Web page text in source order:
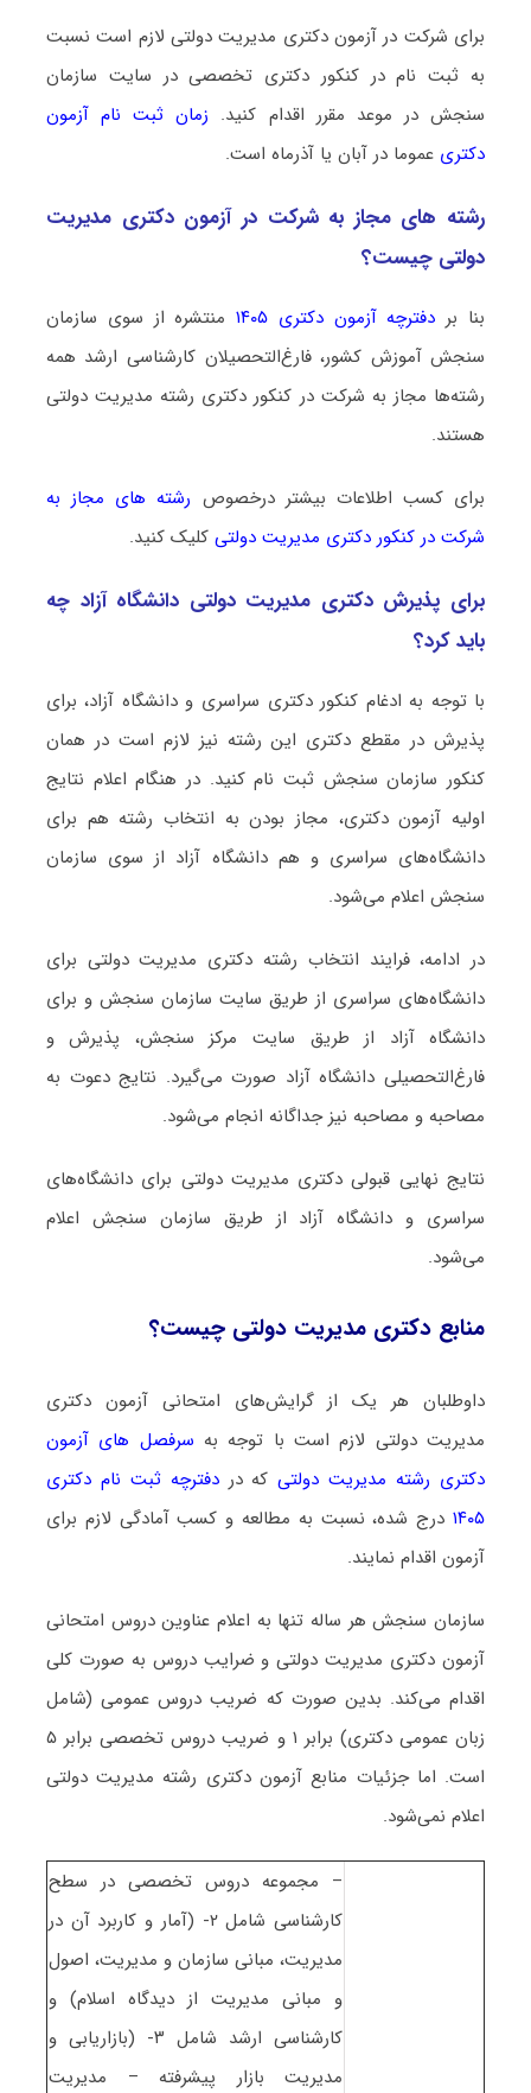
برای شرکت در آزمون دکتری مدیریت دولتی لازم است نسبت
به ثبت نام در کنکور دکتری تخصصی در سایت سازمان
سنجش در موعد مقرر اقدام کنید. زمان ثبت نام آزمون
دکتری عموما در آبان یا آذرماه است.
رشته­ های مجاز به شرکت در آزمون دکتری مدیریت
دولتی چیست؟
بنا بر دفترچه آزمون دکتری ۱۴۰۵
منتشره از سوی سازمان
سنجش آموزش کشور، فارغ‌التحصیلان کارشناسی ارشد همه
رشته‌ها مجاز به شرکت در کنکور دکتری رشته مدیریت دولتی
هستند.
برای کسب اطلاعات بیشتر درخصوص رشته های مجاز به
شرکت در کنکور دکتری مدیریت دولتیکلیک کنید.
برای پذیرش دکتری مدیریت دولتی دانشگاه آزاد چه
باید کرد؟
با توجه به ادغام کنکور دکتری سراسری و دانشگاه آزاد، برای
پذیرش در مقطع دکتری این رشته نیز لازم است در همان
کنکور سازمان سنجش ثبت نام کنید. در هنگام اعلام نتایج
اولیه آزمون دکتری، مجاز بودن به انتخاب رشته هم برای
دانشگاه‌های سراسری و هم دانشگاه آزاد از سوی سازمان
سنجش اعلام می‌شود.
در ادامه، فرایند انتخاب رشته دکتری مدیریت دولتی برای
دانشگاه‌های سراسری از طریق سایت سازمان سنجش و برای
دانشگاه آزاد از طریق سایت مرکز سنجش، پذیرش و
فارغ‌التحصیلی دانشگاه آزاد صورت می‌گیرد. نتایج دعوت به
مصاحبه و مصاحبه نیز جداگانه انجام می‌شود.
نتایج نهایی قبولی دکتری مدیریت دولتی برای دانشگاه‌های
سراسری و دانشگاه آزاد از طریق سازمان سنجش اعلام
می‌شود.
منابع دکتری مدیریت دولتی چیست؟
داوطلبان هر یک از گرایش‌های امتحانی آزمون دکتری
مدیریت دولتی لازم است با توجه به سرفصل های آزمون
دکتری رشته مدیریت دولتیکه در دفترچه ثبت نام دکتری
۱۴۰۵درج شده، نسبت به مطالعه و کسب آمادگی لازم برای
آزمون اقدام نمایند.
سازمان سنجش هر ساله تنها به اعلام عناوین دروس امتحانی
آزمون دکتری مدیریت دولتی و ضرایب دروس به صورت کلی
اقدام می‌کند. بدین صورت که ضریب دروس عمومی (شامل
زبان عمومی دکتری) برابر ۱ و ضریب دروس تخصصی برابر ۵
است. اما جزئیات منابع آزمون دکتری رشته مدیریت دولتی
اعلام نمی‌شود.
– مجموعه دروس تخصصی در سطح
کارشناسی شامل ۲- (آمار و کاربرد آن در
مدیریت، مبانی سازمان و مدیریت، اصول
و مبانی مدیریت از دیدگاه اسلام) و
کارشناسی ارشد شامل ۳- (بازاریابی و
مدیریت بازار پیشرفته – مدیریت